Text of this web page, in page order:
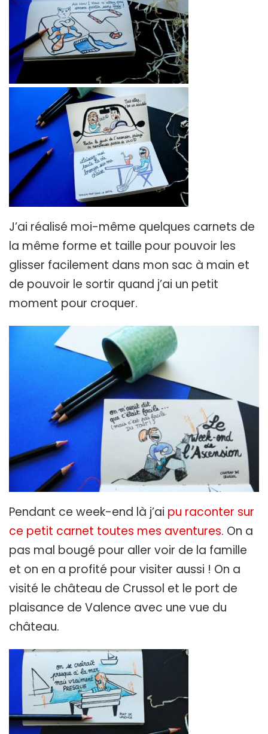
J’ai réalisé moi-même quelques carnets de
la même forme et taille pour pouvoir les
glisser facilement dans mon sac à main et
de pouvoir le sortir quand j’ai un petit
moment pour croquer.
Pendant ce week-end là j’ai pu raconter sur
ce petit carnet toutes mes aventures. On a
pas mal bougé pour aller voir de la famille
et on en a profité pour visiter aussi ! On a
visité le château de Crussol et le port de
plaisance de Valence avec une vue du
château.